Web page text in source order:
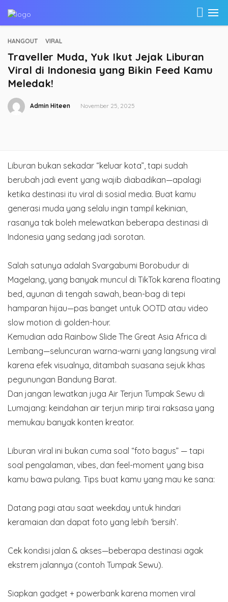
HANGOUT VIRAL
Traveller Muda, Yuk Ikut Jejak Liburan
Viral di Indonesia yang Bikin Feed Kamu
Meledak!
Admin Hiteen November 25, 2025
Liburan bukan sekadar “keluar kota”, tapi sudah
berubah jadi event yang wajib diabadikan—apalagi
ketika destinasi itu viral di sosial media. Buat kamu
generasi muda yang selalu ingin tampil kekinian,
rasanya tak boleh melewatkan beberapa destinasi di
Indonesia yang sedang jadi sorotan.
Salah satunya adalah Svargabumi Borobudur di
Magelang, yang banyak muncul di TikTok karena floating
bed, ayunan di tengah sawah, bean-bag di tepi
hamparan hijau—pas banget untuk OOTD atau video
slow motion di golden-hour.
Kemudian ada Rainbow Slide The Great Asia Africa di
Lembang—seluncuran warna-warni yang langsung viral
karena efek visualnya, ditambah suasana sejuk khas
pegunungan Bandung Barat.
Dan jangan lewatkan juga Air Terjun Tumpak Sewu di
Lumajang: keindahan air terjun mirip tirai raksasa yang
memukau banyak konten kreator.
Liburan viral ini bukan cuma soal “foto bagus” — tapi
soal pengalaman, vibes, dan feel-moment yang bisa
kamu bawa pulang. Tips buat kamu yang mau ke sana:
Datang pagi atau saat weekday untuk hindari
keramaian dan dapat foto yang lebih ‘bersih’.
Cek kondisi jalan & akses—beberapa destinasi agak
ekstrem jalannya (contoh Tumpak Sewu).
Siapkan gadget + powerbank karena momen viral